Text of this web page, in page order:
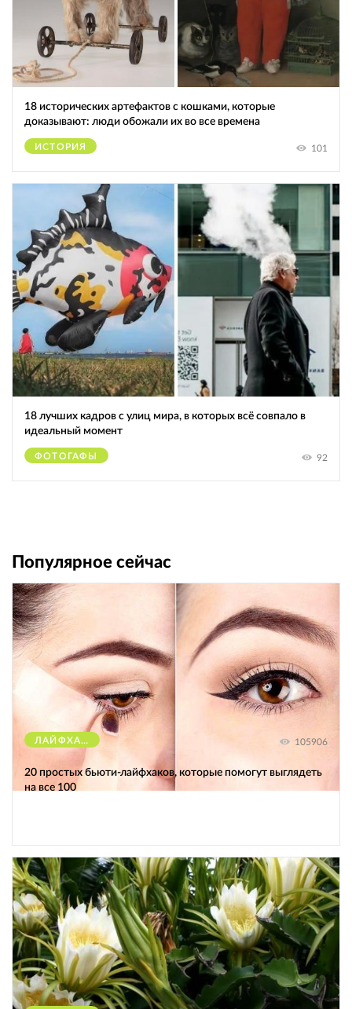
18 исторических артефактов с кошками, которые
доказывают: люди обожали их во все времена
ИСТОРИЯ 101
18 лучших кадров с улиц мира, в которых всё совпало в
идеальный момент
ФОТОГАФЫ 92
Популярное сейчас
ЛАЙФХАКИ 105906
20 простых бьюти-лайфхаков, которые помогут выглядеть
на все 100